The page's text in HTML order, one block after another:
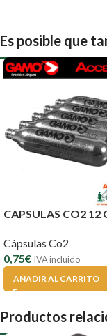
Es posible que
CAPSULAS CO2 12
Cápsulas Co2
0,75€ IVA incluido
AÑADIR AL CARRITO
Productos